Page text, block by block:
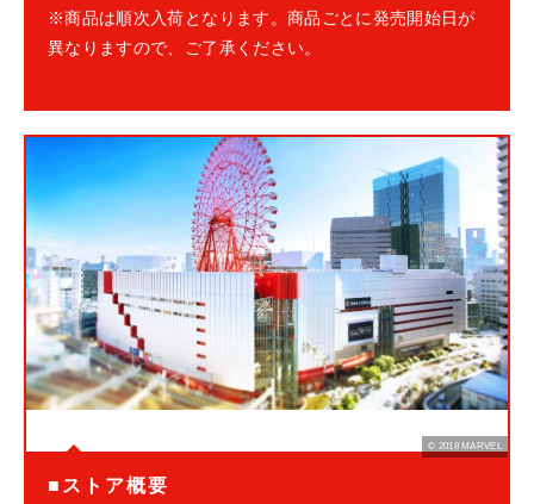
※商品は順次入荷となります。商品ごとに発売開始日が
異なりますので、ご了承ください。
© 2018 MARVEL
■ストア概要